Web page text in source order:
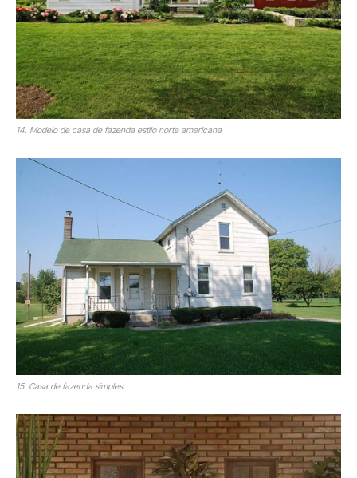
14. Modelo de casa de fazenda estilo norte americana
15. Casa de fazenda simples